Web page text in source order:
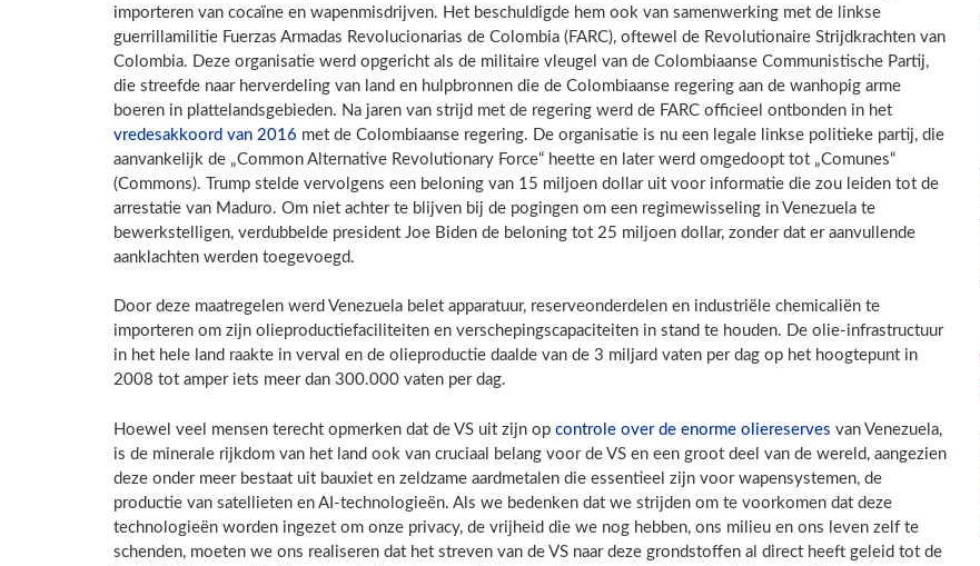
importeren van cocaïne en wapenmisdrijven. Het beschuldigde hem ook van samenwerking met de linkse
guerrillamilitie Fuerzas Armadas Revolucionarias de Colombia (FARC), oftewel de Revolutionaire Strijdkrachten van
Colombia. Deze organisatie werd opgericht als de militaire vleugel van de Colombiaanse Communistische Partij,
die streefde naar herverdeling van land en hulpbronnen die de Colombiaanse regering aan de wanhopig arme
boeren in plattelandsgebieden. Na jaren van strijd met de regering werd de FARC officieel ontbonden in het
vredesakkoord van 2016 met de Colombiaanse regering. De organisatie is nu een legale linkse politieke partij, die
aanvankelijk de „Common Alternative Revolutionary Force“ heette en later werd omgedoopt tot „Comunes“
(Commons). Trump stelde vervolgens een beloning van 15 miljoen dollar uit voor informatie die zou leiden tot de
arrestatie van Maduro. Om niet achter te blijven bij de pogingen om een regimewisseling in Venezuela te
bewerkstelligen, verdubbelde president Joe Biden de beloning tot 25 miljoen dollar, zonder dat er aanvullende
aanklachten werden toegevoegd.
Door deze maatregelen werd Venezuela belet apparatuur, reserveonderdelen en industriële chemicaliën te
importeren om zijn olieproductiefaciliteiten en verschepingscapaciteiten in stand te houden. De olie-infrastructuur
in het hele land raakte in verval en de olieproductie daalde van de 3 miljard vaten per dag op het hoogtepunt in
2008 tot amper iets meer dan 300.000 vaten per dag.
Hoewel veel mensen terecht opmerken dat de VS uit zijn op controle over de enorme oliereserves van Venezuela,
is de minerale rijkdom van het land ook van cruciaal belang voor de VS en een groot deel van de wereld, aangezien
deze onder meer bestaat uit bauxiet en zeldzame aardmetalen die essentieel zijn voor wapensystemen, de
productie van satellieten en AI-technologieën. Als we bedenken dat we strijden om te voorkomen dat deze
technologieën worden ingezet om onze privacy, de vrijheid die we nog hebben, ons milieu en ons leven zelf te
schenden, moeten we ons realiseren dat het streven van de VS naar deze grondstoffen al direct heeft geleid tot de